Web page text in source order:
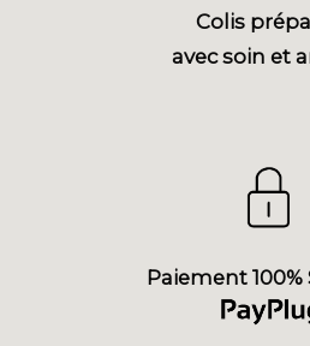
Colis
avec soin et
Paiement 100%